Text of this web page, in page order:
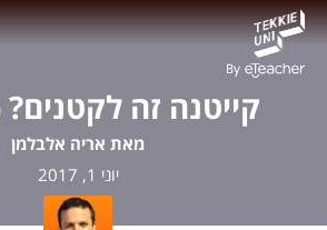
קייטנה זה
מאת אריה אלבלמן
יוני 1, 2017